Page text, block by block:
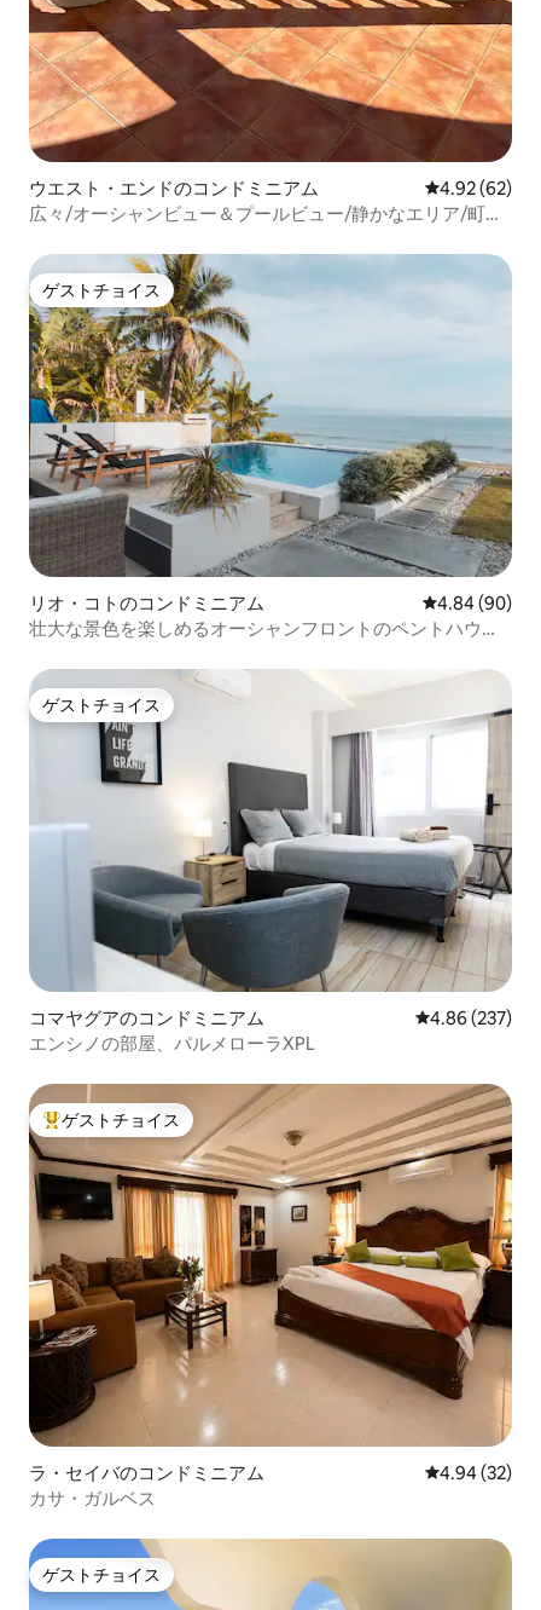
ウエスト・エンドのコンドミニアム レビュー62
4.92 (62)
広々/オーシャンビュー＆プールビュー/静かなエリア/町の
ゲストチョイス
ゲストチョイス
リオ・コトのコンドミニアム レビュー90件
4.84 (90)
壮大な景色を楽しめるオーシャンフロントのペントハウ
ゲストチョイス
ゲストチョイス
コマヤグアのコンドミニアム レビュー237
4.86 (237)
エンシノの部屋、パルメローラXPL
大好評のゲストチョイスです。
ゲストチョイス
ラ・セイバのコンドミニアム レビュー32
4.94 (32)
カサ・ガルベス
ゲストチョイス
ゲストチョイス